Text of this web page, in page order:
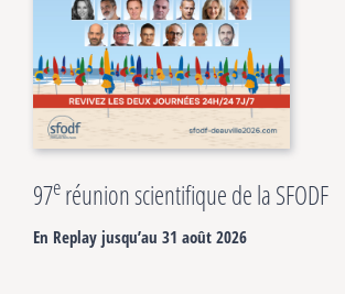
97e réunion scientifique de la SFODF
En Replay jusqu’au 31 août 2026